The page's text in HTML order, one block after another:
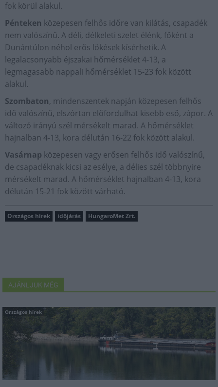
fok körül alakul.
Pénteken közepesen felhős időre van kilátás, csapadék
nem valószínű. A déli, délkeleti szelet élénk, főként a
Dunántúlon néhol erős lökések kísérhetik. A
legalacsonyabb éjszakai hőmérséklet 4-13, a
legmagasabb nappali hőmérséklet 15-23 fok között
alakul.
Szombaton, mindenszentek napján közepesen felhős
idő valószínű, elszórtan előfordulhat kisebb eső, zápor. A
változó irányú szél mérsékelt marad. A hőmérséklet
hajnalban 4-13, kora délután 16-22 fok között alakul.
Vasárnap közepesen vagy erősen felhős idő valószínű,
de csapadéknak kicsi az esélye, a délies szél többnyire
mérsékelt marad. A hőmérséklet hajnalban 4-13, kora
délután 15-21 fok között várható.
Országos hírek időjárás HungaroMet Zrt.
AJÁNLJUK MÉG
Országos hírek